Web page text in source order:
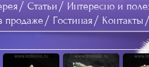
Статьи
Интересно и
продаже Гостиная Контакты